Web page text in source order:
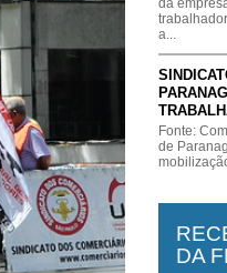
da
a...
Fonte:
de
DA